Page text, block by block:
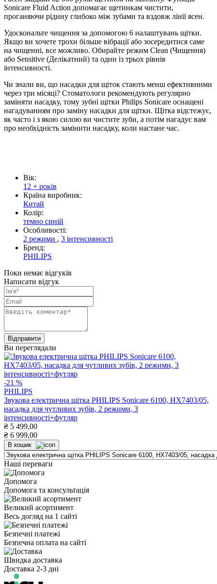
Sonicare Fluid Action допомагає щетинкам чистити,
проганяючи рідину глибоко між зубами та вздовж лінії ясен.
Удоскональте чищення за допомогою 6 налаштувань щітки.
Якщо ви хочете трохи більше вібрації або зосередитися саме
на чищенні, все можливо. Обирайте режим Clean (Чищення)
або Sensitive (Делікатний) та один із трьох рівнів
інтенсивності.
Чи знали ви, що насадки для щіток стають менш ефективними
через три місяці? Стоматологи рекомендують регулярно
заміняти насадку, тому зубні щітки Philips Sonicare оснащені
нагадуванням про заміну насадки для щітки. Щітка відстежує,
як часто і з якою силою ви чистите зуби, а потім нагадує вам
про необхідність замінити насадку, коли настане час.
Вік:
12 + років
Країна виробник:
Китай
Колір:
темно синій
Особливості:
2 режими , 3 інтенсивності
Бренд:
PHILIPS
Поки немає відгуків
Написати відгук
Ви переглядали
-21 %
PHILIPS
Звукова електрична щітка PHILIPS Sonicare 6100, HX7403/05,
насадка для чутливих зубів, 2 режими, 3
інтенсивності+футляр
₴ 5 499,00
₴ 6 999,00
В кошик
Наші переваги
Допомога
Допомога та консультація
Великий асортимент
Весь догляд на 1 сайті
Безпечні платежі
Безпечна оплата на сайті
Швидка доставка
Доставка 2-3 дні